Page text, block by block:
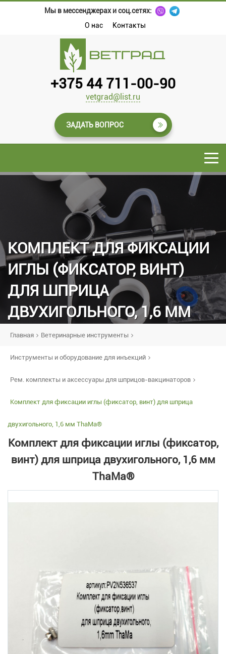
Мы в мессенджерах и соц.сетях:
О нас
Контакты
+375 44 711-00-90
vetgrad@list.ru
ЗАДАТЬ ВОПРОС
КОМПЛЕКТ ДЛЯ ФИКСАЦИИ
ИГЛЫ (ФИКСАТОР, ВИНТ)
ДЛЯ ШПРИЦА
ДВУХИГОЛЬНОГО, 1,6 ММ
THAMA®
Главная Ветеринарные инструменты
Инструменты и оборудование для инъекций
Рем. комплекты и аксессуары для шприцов-вакцинаторов
Комплект для фиксации иглы (фиксатор, винт) для шприца
двухигольного, 1,6 мм ThaMa®
Комплект для фиксации иглы (фиксатор,
винт) для шприца двухигольного, 1,6 мм
ThaMa®